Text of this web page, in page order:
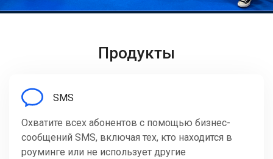
Продукты
SMS
Охватите всех абонентов с помощью бизнес-
сообщений SMS, включая тех, кто находится в
роуминге или не использует другие